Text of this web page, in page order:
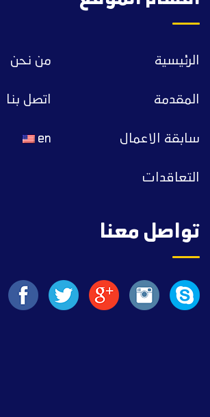
الرئيسية
المقدمة
سابقة الاعمال
التعاقدات
من نحن
اتصل بنا
en
تواصل معنا